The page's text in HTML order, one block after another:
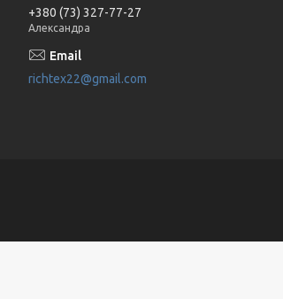
+380 (73) 327-77-27
Александра
richtex22@gmail.com